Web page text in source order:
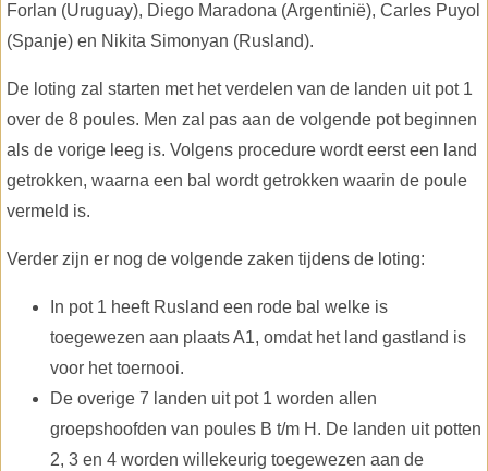
Forlan (Uruguay), Diego Maradona (Argentinië), Carles Puyol
(Spanje) en Nikita Simonyan (Rusland).
De loting zal starten met het verdelen van de landen uit pot 1
over de 8 poules. Men zal pas aan de volgende pot beginnen
als de vorige leeg is. Volgens procedure wordt eerst een land
getrokken, waarna een bal wordt getrokken waarin de poule
vermeld is.
Verder zijn er nog de volgende zaken tijdens de loting:
In pot 1 heeft Rusland een rode bal welke is
toegewezen aan plaats A1, omdat het land gastland is
voor het toernooi.
De overige 7 landen uit pot 1 worden allen
groepshoofden van poules B t/m H. De landen uit potten
2, 3 en 4 worden willekeurig toegewezen aan de